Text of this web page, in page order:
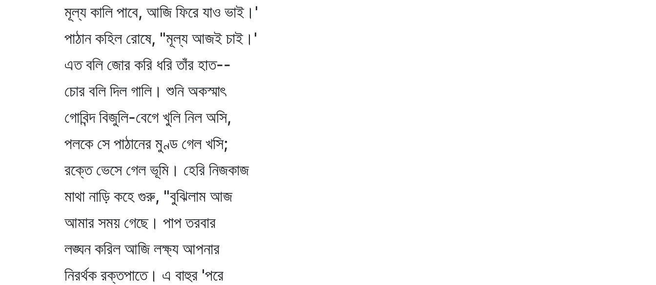
মূল্য কালি পাবে, আজি ফিরে যাও ভাই।'
পাঠান কহিল রোষে, "মূল্য আজই চাই।'
এত বলি জোর করি ধরি তাঁর হাত--
চোর বলি দিল গালি। শুনি অকস্মাৎ
গোবিন্দ বিজুলি-বেগে খুলি নিল অসি,
পলকে সে পাঠানের মুণ্ড গেল খসি;
রক্তে ভেসে গেল ভূমি। হেরি নিজকাজ
মাথা নাড়ি কহে গুরু, "বুঝিলাম আজ
আমার সময় গেছে। পাপ তরবার
লঙ্ঘন করিল আজি লক্ষ্য আপনার
নিরর্থক রক্তপাতে। এ বাহুর 'পরে